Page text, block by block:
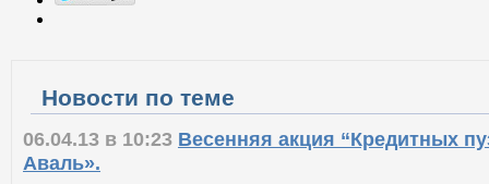
Новости по теме
06.04.13 в 10:23 Весенняя акция “Кредитных
Аваль».